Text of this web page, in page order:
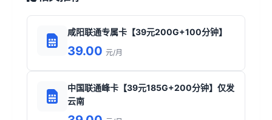
咸阳联通专属卡【39元200G+100分钟】
39.00 元/月
中国联通峰卡【39元185G+200分钟】仅发
云南